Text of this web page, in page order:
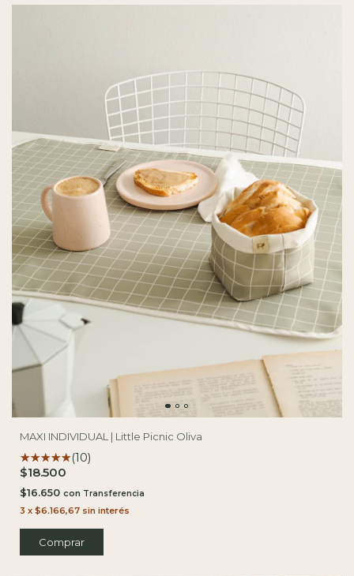
MAXI INDIVIDUAL | Little Picnic Oliva
(10)
$18.500
$16.650 con
3 x $6.166,67 sin interés